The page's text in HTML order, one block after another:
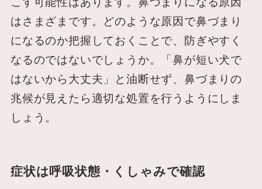
はさまざまです。どのような原因で鼻づまり
になるのか把握しておくことで、防ぎやすく
なるのではないでしょうか。「鼻が短い犬で
はないから大丈夫」と油断せず、鼻づまりの
兆候が見えたら適切な処置を行うようにしま
しょう。
症状は呼吸状態・くしゃみで確認